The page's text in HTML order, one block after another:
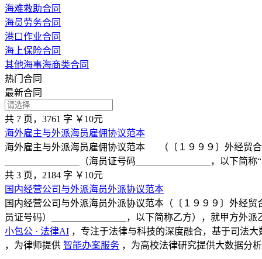
海难救助合同
海员劳务合同
港口作业合同
海上保险合同
其他海事海商类合同
热门合同
最新合同
共 7 页，3761 字 ￥10元
海外雇主与外派海员雇佣协议范本
海外雇主与外派海员雇佣协议范本 （〔１９９９〕外经贸
＿＿＿＿＿＿＿＿（海员证号码＿＿＿＿＿＿＿＿，以下简称
共 3 页，2184 字 ￥10元
国内经营公司与外派海员外派协议范本
国内经营公司与外派海员外派协议范本（〔１９９９〕外经
员证号码）＿＿＿＿＿＿＿＿，以下简称乙方），就甲方外
小包公 · 法律AI ，专注于法律与科技的深度融合，基于司法
，为律师提供 智能办案服务 ，为高校法律研究提供大数据分